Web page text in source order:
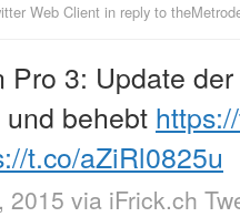
Web Client in reply to
Pro 3: Update
behebt
t.co/aZiRl0825u
2015 via iFrick.ch